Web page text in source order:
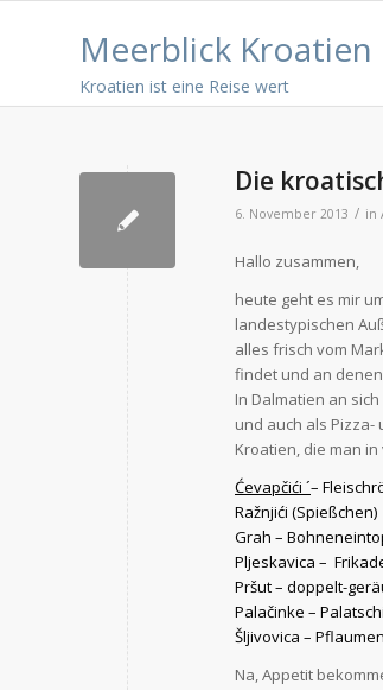
Meerblick Kroatien
Kroatien ist eine Reise wert
Die
6. November 2013 / in
Hallo zusammen,
heute geht es mir
landestypischen
alles frisch vom
findet und an
In Dalmatien an
und auch als
Kroatien, die man
Ćevapčići ´–
Ražnjići (Spießchen)
Grah –
Pljeskavica –
Pršut– doppelt-
Palačinke –
Šljivovica –
Na, Appetit